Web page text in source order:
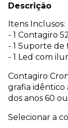
Descrição
Itens Inclusos:
- 1 Contagiro
- 1 Suporte de
- 1 Led com
Contagiro
grafia idêntico
dos anos 60
Selecionar a